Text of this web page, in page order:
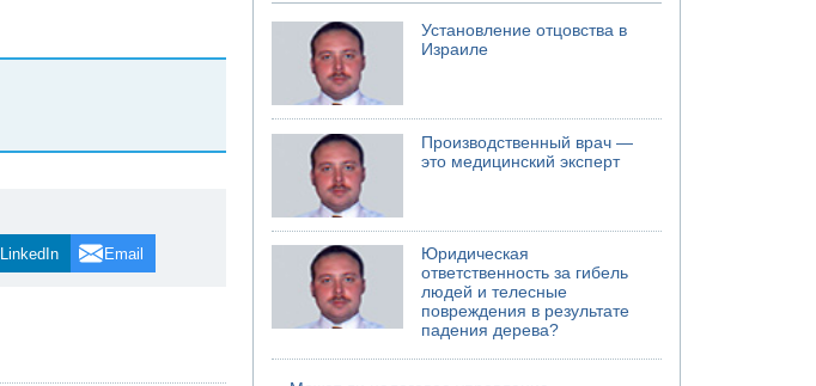
LinkedIn Email
Установление отцовства в
Израиле
Производственный врач —
это медицинский эксперт
Юридическая
ответственность за гибель
людей и телесные
повреждения в результате
падения дерева?